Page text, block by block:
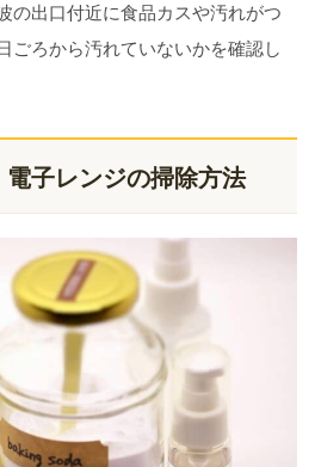
の出口付近に食品カスや汚れがつ
ごろから汚れていないかを確認し
電子レンジの掃除方法